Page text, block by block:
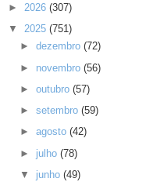
► 2026 (307)
▼ 2025 (751)
►dezembro(72)
► novembro(56)
►outubro(57)
►setembro(59)
►agosto(42)
► julho(78)
▼ junho(49)